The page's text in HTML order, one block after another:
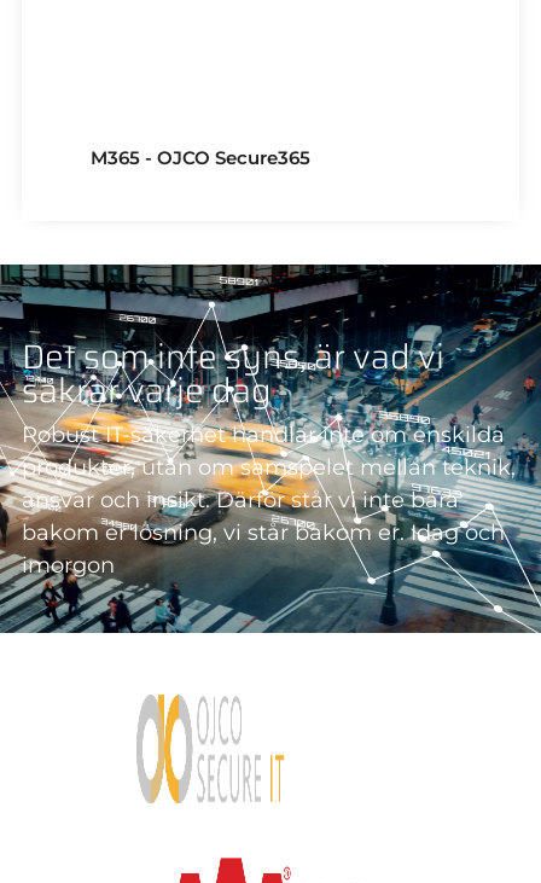
M365 - OJCO Secure365
Det som inte syns, är vad vi
säkrar varje dag
Robust IT-säkerhet handlar inte om enskilda
produkter, utan om samspelet mellan teknik,
ansvar och insikt. Därför står vi inte bara
bakom er lösning, vi står bakom er. Idag och
imorgon